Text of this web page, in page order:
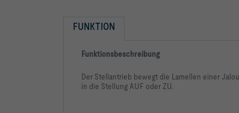
FUNKTION
Funktionsbeschreibung
Der Stellantrieb bewegt die Lamellen einer
in die Stellung AUF oder ZU.